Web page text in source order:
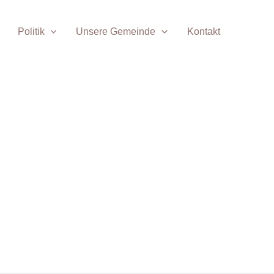
Politik Unsere Gemeinde Kontakt